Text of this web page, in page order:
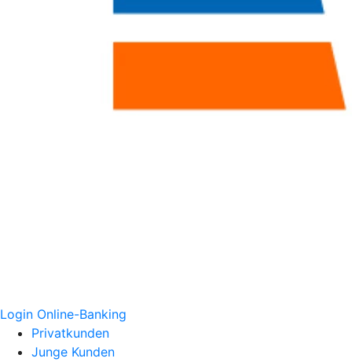
Login Online-Banking
Privatkunden
Junge Kunden